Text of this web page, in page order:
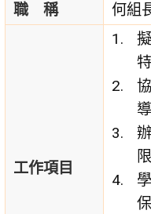
職 稱 何組
工作項目